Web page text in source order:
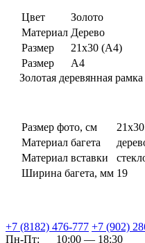
Цвет
Золото
Материал Дерево
Размер
21х30 (А4)
Размер
А4
Золотая деревянная
Размер фото, см
21x30
Материал багета
Материал вставки
Ширина багета, мм 19
+7 (8182) 476-777 +7 (902)
Пн-Пт:
10:00 — 18:30